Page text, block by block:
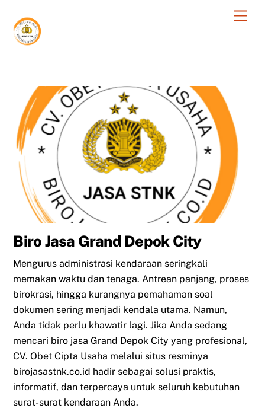
content
Biro Jasa Grand Depok City
Mengurus administrasi kendaraan seringkali
memakan waktu dan tenaga. Antrean panjang, proses
birokrasi, hingga kurangnya pemahaman soal
dokumen sering menjadi kendala utama. Namun,
Anda tidak perlu khawatir lagi. Jika Anda sedang
mencari biro jasa Grand Depok City yang profesional,
CV. Obet Cipta Usaha melalui situs resminya
birojasastnk.co.id hadir sebagai solusi praktis,
informatif, dan terpercaya untuk seluruh kebutuhan
surat-surat kendaraan Anda.